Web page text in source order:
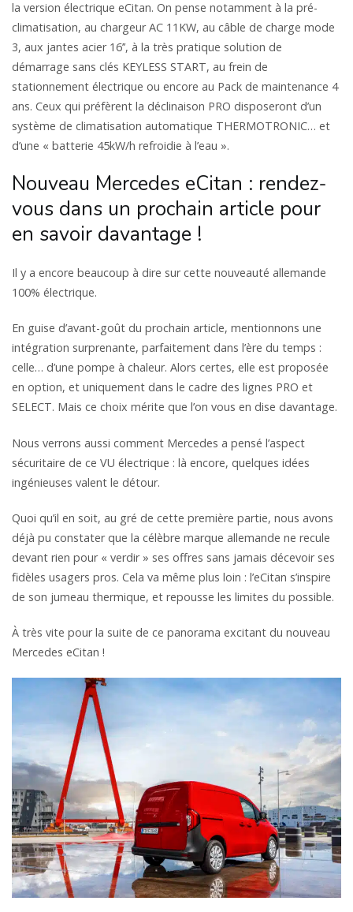
la version électrique eCitan. On pense notamment à la pré-
climatisation, au chargeur AC 11KW, au câble de charge mode
3, aux jantes acier 16’’, à la très pratique solution de
démarrage sans clés KEYLESS START, au frein de
stationnement électrique ou encore au Pack de maintenance 4
ans. Ceux qui préfèrent la déclinaison PRO disposeront d’un
système de climatisation automatique THERMOTRONIC… et
d’une « batterie 45kW/h refroidie à l’eau ».
Nouveau Mercedes eCitan : rendez-
vous dans un prochain article pour
en savoir davantage !
Il y a encore beaucoup à dire sur cette nouveauté allemande
100% électrique.
En guise d’avant-goût du prochain article, mentionnons une
intégration surprenante, parfaitement dans l’ère du temps :
celle… d’une pompe à chaleur. Alors certes, elle est proposée
en option, et uniquement dans le cadre des lignes PRO et
SELECT. Mais ce choix mérite que l’on vous en dise davantage.
Nous verrons aussi comment Mercedes a pensé l’aspect
sécuritaire de ce VU électrique : là encore, quelques idées
ingénieuses valent le détour.
Quoi qu’il en soit, au gré de cette première partie, nous avons
déjà pu constater que la célèbre marque allemande ne recule
devant rien pour « verdir » ses offres sans jamais décevoir ses
fidèles usagers pros. Cela va même plus loin : l’eCitan s’inspire
de son jumeau thermique, et repousse les limites du possible.
À très vite pour la suite de ce panorama excitant du nouveau
Mercedes eCitan !